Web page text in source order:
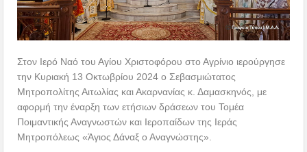
Στον Ιερό Ναό του Αγίου Χριστοφόρου στο Αγρίνιο ιερούργησε
την Κυριακή 13 Οκτωβρίου 2024 ο Σεβασμιώτατος
Μητροπολίτης Αιτωλίας και Ακαρνανίας κ. Δαμασκηνός, με
αφορμή την έναρξη των ετήσιων δράσεων του Τομέα
Ποιμαντικής Αναγνωστών και Ιεροπαίδων της Ιεράς
Μητροπόλεως «Άγιος Δάναξ ο Αναγνώστης».